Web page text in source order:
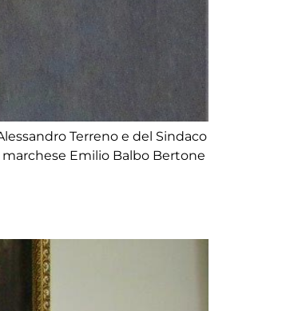
Terreno e del Sindaco
Emilio Balbo Bertone